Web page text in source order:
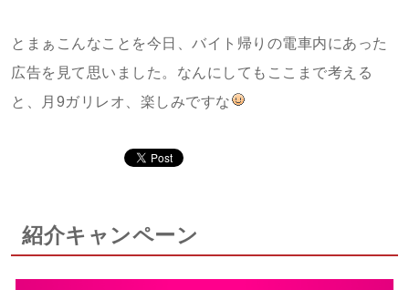
とまぁこんなことを今日、バイト帰りの電車内にあった
広告を見て思いました。なんにしてもここまで考える
と、月9ガリレオ、楽しみですな
紹介キャンペーン